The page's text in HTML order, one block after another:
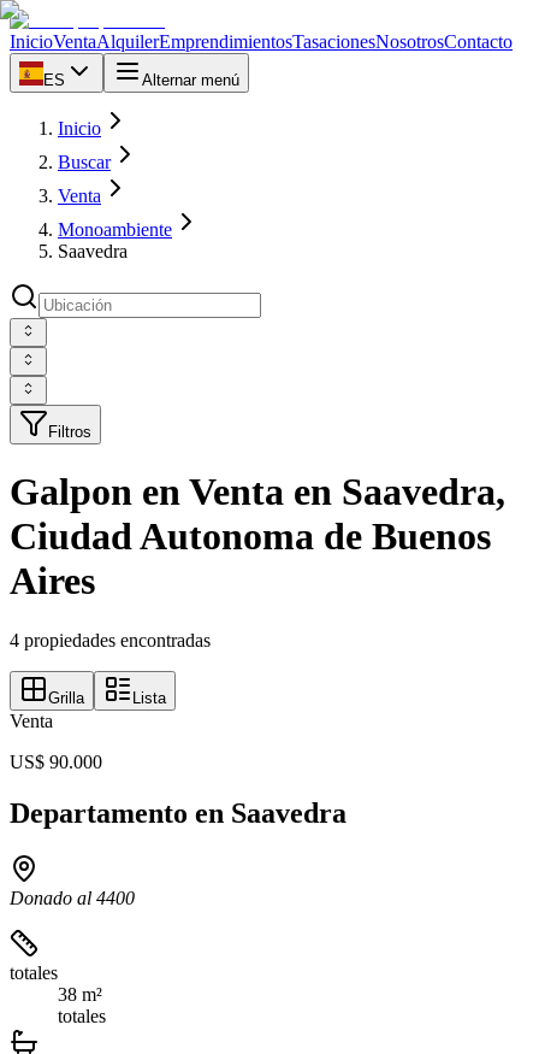
InicioVentaAlquilerEmprendimientosTasacionesNosotrosContacto
ES Alternar menú
Inicio
Buscar
Venta
Monoambiente
Saavedra
Filtros
Galpon en Venta en Saavedra,
Ciudad Autonoma de Buenos
Aires
4 propiedades encontradas
Grilla Lista
Venta
US$ 90.000
Departamento en Saavedra
Donado al 4400
totales
38 m²
totales